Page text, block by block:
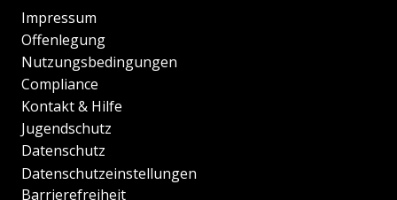
Impressum
Offenlegung
Nutzungsbedingungen
Compliance
Kontakt & Hilfe
Jugendschutz
Datenschutz
Datenschutzeinstellungen
Barrierefreiheit